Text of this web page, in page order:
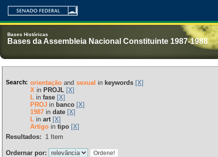
Bases Históricas
Bases da Assembleia Nacional Constituinte 1987-1988
Search: orientaçãoand sexual in keywords [X]
Xin PROJL [X]
Lin fase [X]
PROJin banco [X]
1987in date [X]
Lin art [X]
Artigoin tipo [X]
Resultados:
1Item
Ordernar por: